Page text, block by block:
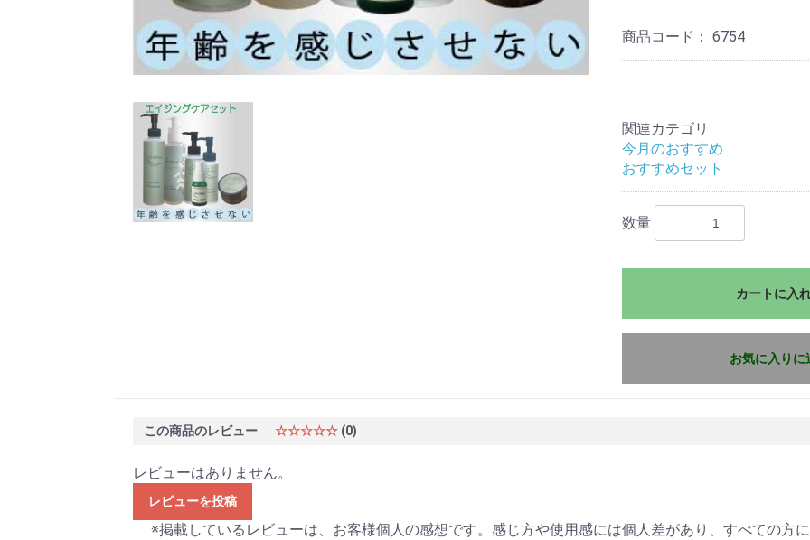
商品コード： 6754
関連カテゴリ
今月のおすすめ
おすすめセット
数量
カートに入
お気に入りに
この商品のレビュー ☆☆☆☆☆ (0)
レビューはありません。
レビューを投稿
※掲載しているレビューは、お客様個人の感想です。感じ方や使用感には個人差があり、すべての方